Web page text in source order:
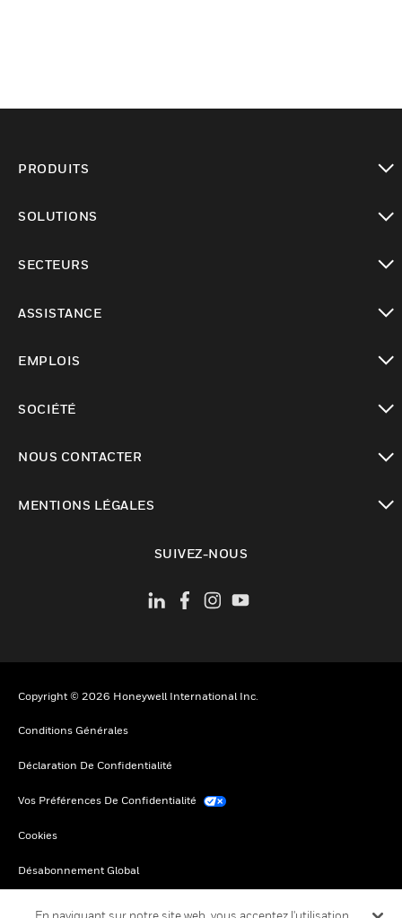
PRODUITS
SOLUTIONS
SECTEURS
ASSISTANCE
EMPLOIS
SOCIÉTÉ
NOUS CONTACTER
MENTIONS LÉGALES
SUIVEZ-NOUS
Copyright © 2026 Honeywell International Inc.
Conditions Générales
Déclaration De Confidentialité
Vos Préférences De Confidentialité
Cookies
Désabonnement Global